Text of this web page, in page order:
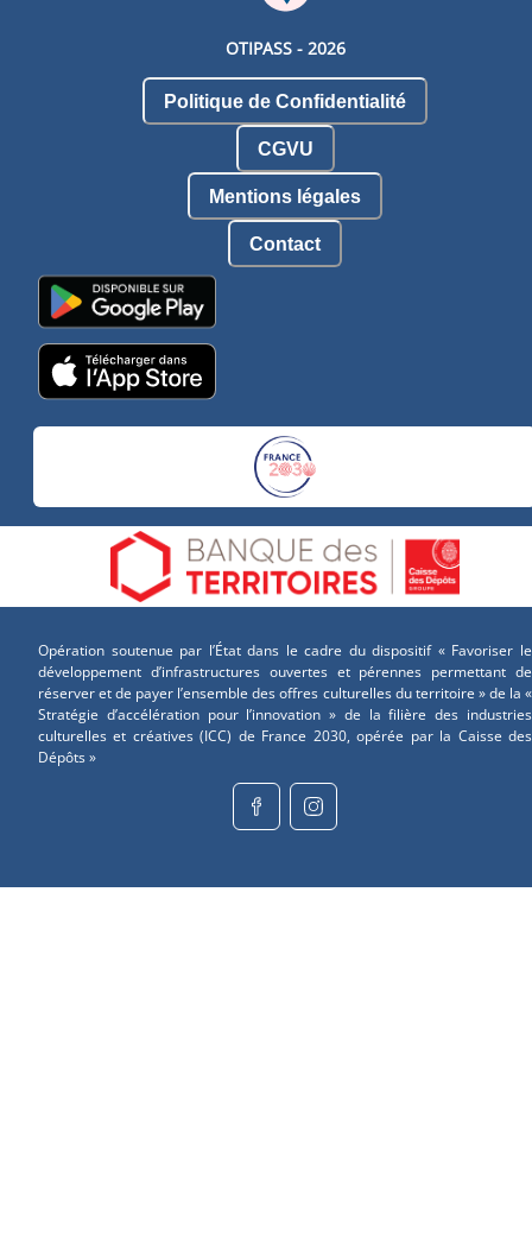
OTIPASS - 2026
Politique de Confidentialité
CGVU
Mentions légales
Contact
Opération soutenue par l’État dans le cadre du dispositif « Favoriser le
développement d’infrastructures ouvertes et pérennes permettant de
réserver et de payer l’ensemble des offres culturelles du territoire » de la «
Stratégie d’accélération pour l’innovation » de la filière des industries
culturelles et créatives (ICC) de France 2030, opérée par la Caisse des
Dépôts »